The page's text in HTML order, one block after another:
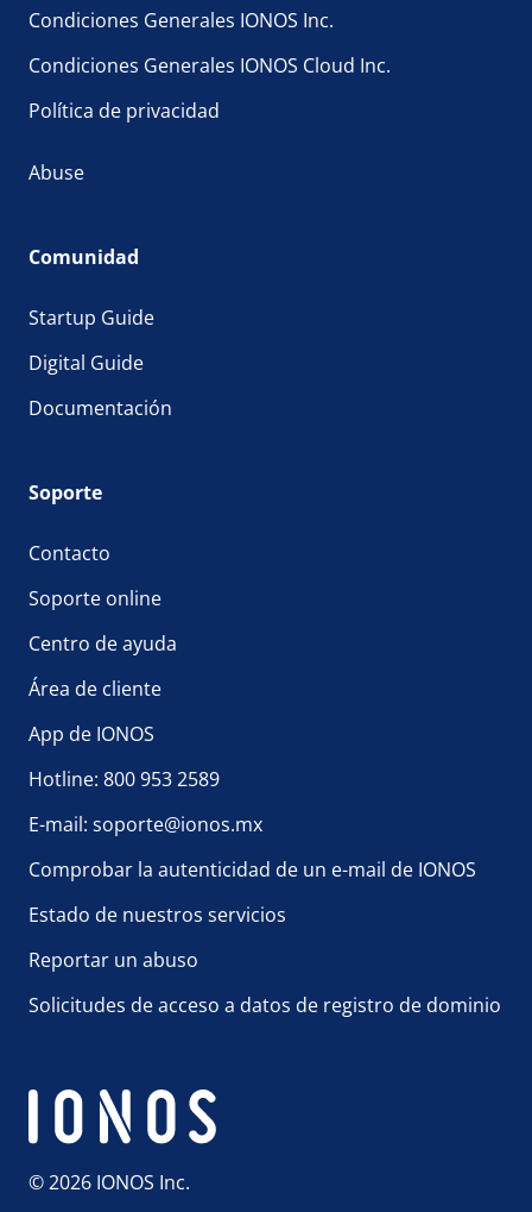
Condiciones Generales IONOS Inc.
Condiciones Generales IONOS Cloud Inc.
Política de privacidad
Abuse
Comunidad
Startup Guide
Digital Guide
Documentación
Soporte
Contacto
Soporte online
Centro de ayuda
Área de cliente
App de IONOS
Hotline: 800 953 2589
E-mail: soporte@ionos.mx
Comprobar la autenticidad de un e-mail de IONOS
Estado de nuestros servicios
Reportar un abuso
Solicitudes de acceso a datos de registro de dominio
© 2026 IONOS Inc.